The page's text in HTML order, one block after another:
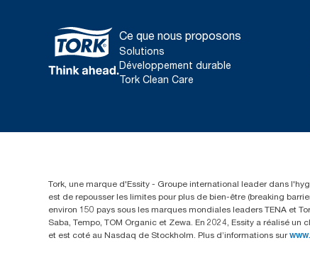
Ce que nous proposons
Solutions
Développement durable
Tork Clean Care
Tork, une marque d'Essity - Groupe international leader dans
est de repousser les limites pour plus de bien-être (breaking
environ 150 pays sous les marques mondiales leaders TENA et
Saba, Tempo, TOM Organic et Zewa. En 2024, Essity a réalisé
et est coté au Nasdaq de Stockholm. Plus d’informations sur